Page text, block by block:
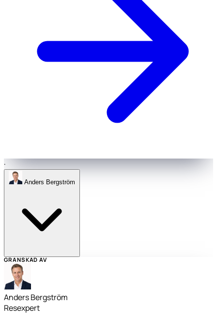
·
Anders Bergström
GRANSKAD AV
Anders Bergström
Resexpert